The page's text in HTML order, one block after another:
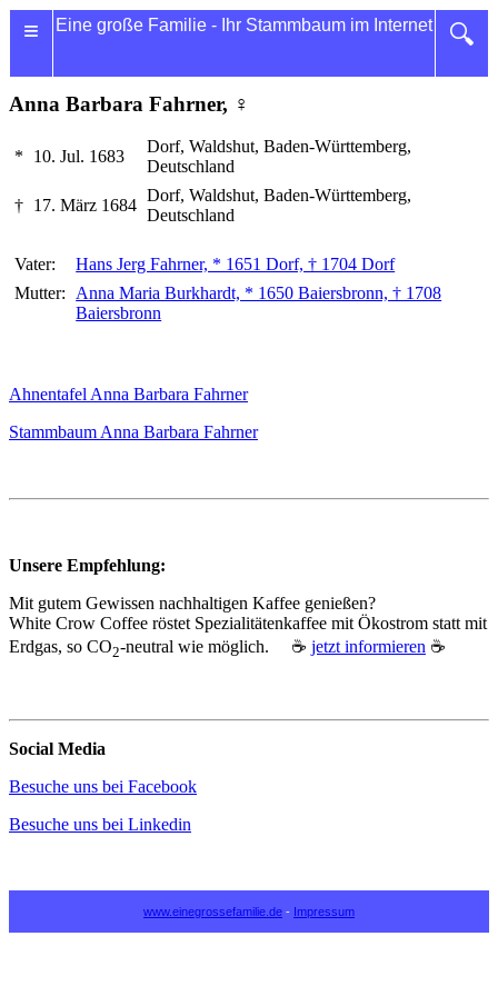
≡ 🔍
Eine große Familie - Ihr Stammbaum im Internet
Anna Barbara Fahrner, ♀
* 10. Jul. 1683
Dorf, Waldshut, Baden-Württemberg,
Deutschland
† 17. März 1684
Dorf, Waldshut, Baden-Württemberg,
Deutschland
Vater:
Hans Jerg Fahrner, * 1651 Dorf, † 1704 Dorf
Mutter:
Anna Maria Burkhardt, * 1650 Baiersbronn, † 1708
Baiersbronn
Ahnentafel Anna Barbara Fahrner
Stammbaum Anna Barbara Fahrner
Unsere Empfehlung:
Mit gutem Gewissen nachhaltigen Kaffee genießen?
White Crow Coffee röstet Spezialitätenkaffee mit Ökostrom statt mit
Erdgas, so CO2‑neutral wie möglich. ☕ jetzt informieren ☕
Social Media
Besuche uns bei Facebook
Besuche uns bei Linkedin
www.einegrossefamilie.de - Impressum